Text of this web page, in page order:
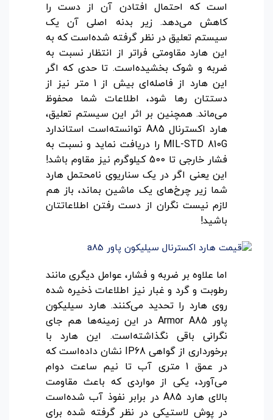
است که احتمال افتادن آن از دست را
کاهش می‌دهد. زیر بدنه اصلی آن یک
سیستم تعلیق در نظر گرفته شده‌است که به
این هارد مقاومتی فراتر از انتظار نسبت به
ضربه و شوک بخشیده‌است. تا حدی که اگر
این هارد از فاصله‌ای بیش از 1 متر نیز از
دستتان رها شود، اطلاعات شما محفوظ
می‌ماند. همچنین بر اثر این سیستم تعلیق،
هارد اکسترنال A85 توانسته‌است استاندارد
MIL-STD 810G را دریافت نماید و نسبت به
فشار خارجی تا 500 کیلوگرم نیز مقاوم باشد!
این یعنی اگر در یک سناریوی نامحتمل هارد
شما زیر چرخ‌های یک ماشین بماند، باز هم
لازم نیست نگران از دست رفتن اطلاعاتتان
باشید!
اما علاوه بر ضربه و فشار، عوامل دیگری مانند
رطوبت و گرد و غبار نیز اطلاعات ذخیره شده
روی هارد را تحدید می‌کنند. هارد سیلیکون
پاور Armor A85 در این زمینه‌ها هم جای
نگرانی باقی نگذاشته‌است. این هارد با
برخورداری از گواهی IP68 نشان داده‌است که
در عمق 1 متری آب تا نیم ساعت دوام
می‌آورد، یکی از مواردی که باعث مقاومت
بالای هارد A85 در برابر نفوذ آب شده‌است
در پوش لاستیکی در نظر گرفته شده برای